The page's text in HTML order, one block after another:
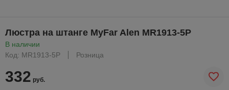
Люстра на штанге MyFar Alen MR1913-5P
В наличии
Код: MR1913-5P
Розница
332 руб.